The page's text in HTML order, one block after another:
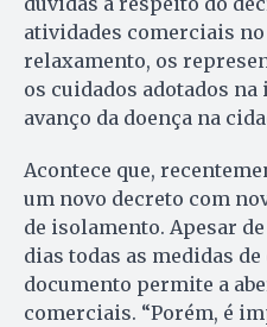
atividades comerciais
relaxamento, os
os cuidados adotados
avanço da doença na
Acontece que,
um novo decreto com
de isolamento. Apesar
dias todas as medidas de
documento permite a
comerciais. “Porém, é